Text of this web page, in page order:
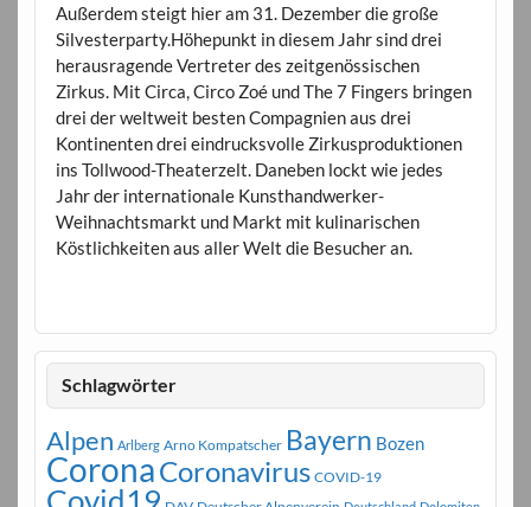
Außerdem steigt hier am 31. Dezember die große
Silvesterparty.Höhepunkt in diesem Jahr sind drei
herausragende Vertreter des zeitgenössischen
Zirkus. Mit Circa, Circo Zoé und The 7 Fingers bringen
drei der weltweit besten Compagnien aus drei
Kontinenten drei eindrucksvolle Zirkusproduktionen
ins Tollwood-Theaterzelt. Daneben lockt wie jedes
Jahr der internationale Kunsthandwerker-
Weihnachtsmarkt und Markt mit kulinarischen
Köstlichkeiten aus aller Welt die Besucher an.
Schlagwörter
Alpen Arlberg Arno Kompatscher Bayern Bozen
CoronaCoronavirus COVID-19